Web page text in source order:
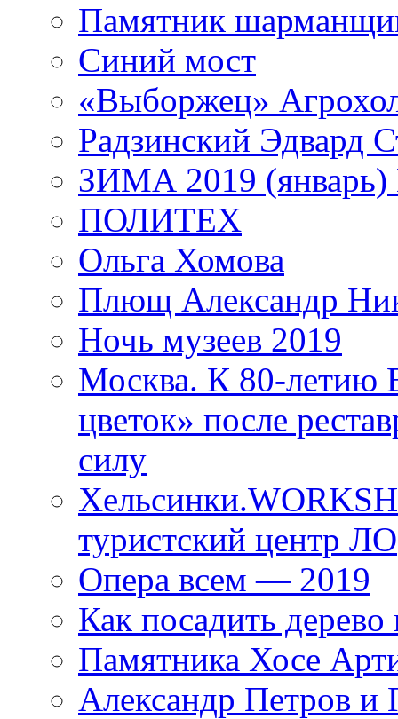
Памятник
Синий мост
«Выборжец»
Радзинский Эдвард
ЗИМА 2019 (январь)
ПОЛИТЕХ
Ольга Хомова
Плющ Александр
Ночь музеев 2019
Москва. К 80-
цветок» после
силу
туристский центр ЛО
Опера всем — 2019
Как посадить дерево
Памятника Хосе
Александр Петров и